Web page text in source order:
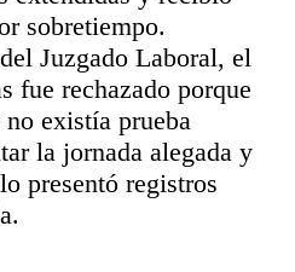
sobretiempo.
Juzgado Laboral, el
fue rechazado porque
existía prueba
la jornada alegada y
presentó registros